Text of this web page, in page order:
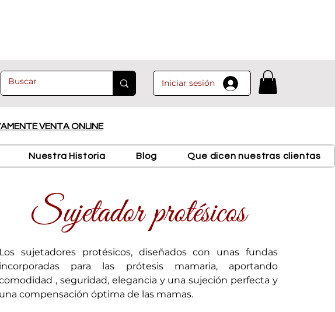
Iniciar sesión
VENTA ONLINE
Nuestra Historia Blog Que dicen nuestras clientas
Sujetador protésicos
Los sujetadores protésicos, diseñados con unas fundas
incorporadas para las prótesis mamaria, aportando
, seguridad, elegancia y una sujeción perfecta y
una compensación óptima de las mamas.